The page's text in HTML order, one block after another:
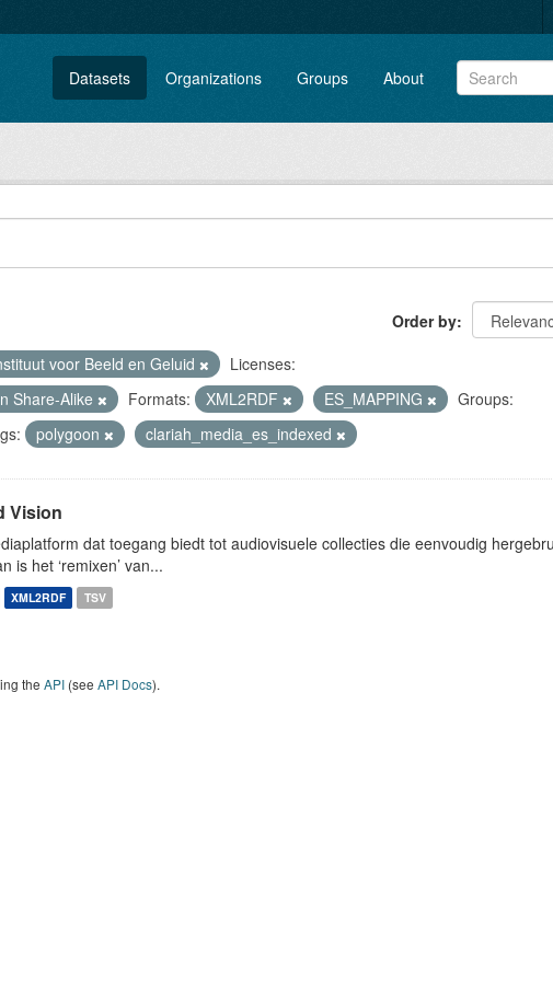
Datasets Organizations Groups About
Order by
voor Beeld en Geluid
Licenses:
Share-Alike
Formats: XML2RDF ES_MAPPING
Groups:
polygoon clariah_media_es_indexed
Vision
dat toegang biedt tot audiovisuele collecties die eenvoudig
is het ‘remixen’ van...
XML2RDF TSV
the API (see API Docs).